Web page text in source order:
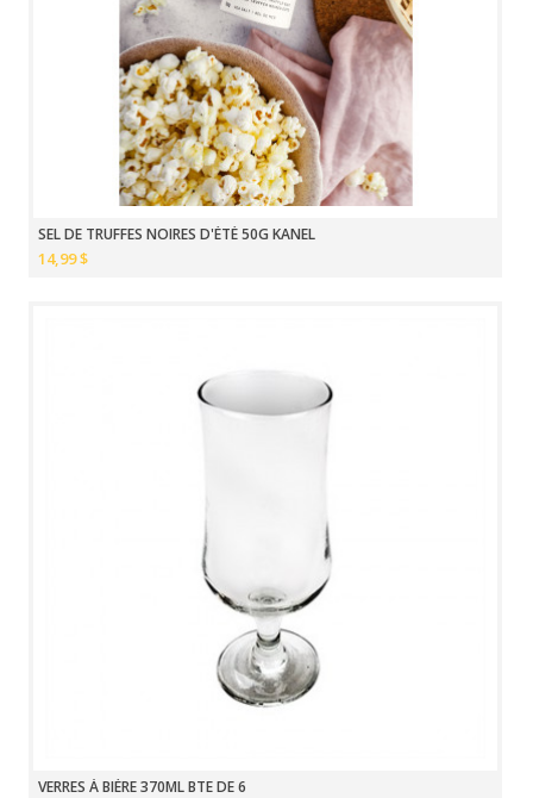
SEL DE TRUFFES NOIRES D'ÉTÉ 50G KANEL
14,99 $
VERRES À BIÈRE 370ML BTE DE 6